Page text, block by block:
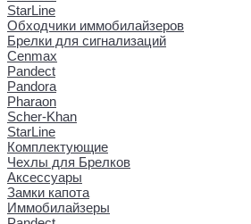
StarLine
Обходчики иммобилайзеров
Брелки для сигнализаций
Cenmax
Pandect
Pandora
Pharaon
Scher-Khan
StarLine
Комплектующие
Чехлы для Брелков
Аксессуары
Замки капота
Иммобилайзеры